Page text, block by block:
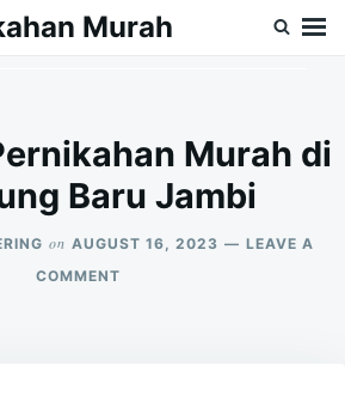
Murah
Murah di
Baru Jambi
on AUGUST 16, 2023
LEAVE A
COMMENTON